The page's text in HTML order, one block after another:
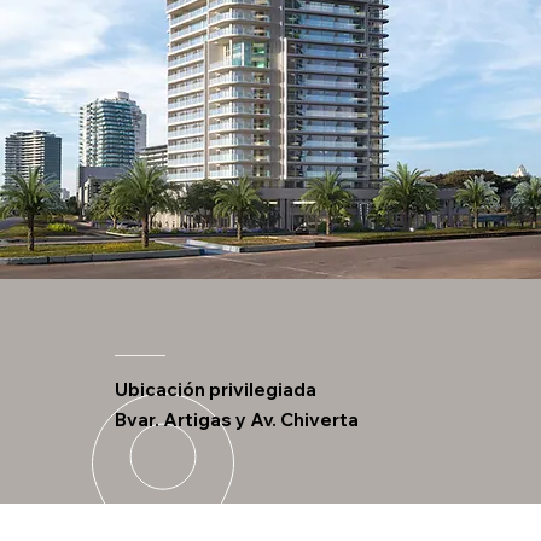
Ubicación privilegiada
Bvar. Artigas y Av. Chiverta